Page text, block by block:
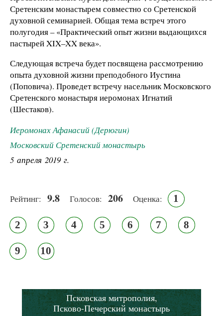
Сретенским монастырем совместно со Сретенской
духовной семинарией. Общая тема встреч этого
полугодия – «Практический опыт жизни выдающихся
пастырей XIX–XX века».
Следующая встреча будет посвящена рассмотрению
опыта духовной жизни преподобного Иустина
(Поповича). Проведет встречу насельник Московского
Сретенского монастыря иеромонах Игнатий
(Шестаков).
Иеромонах Афанасий (Дерюгин)
Московский Сретенский монастырь
5 апреля 2019 г.
Рейтинг: 9.8 Голосов: 206 Оценка: 1
2 3 4 5 6 7 8
9 10
Псковская митрополия,
Псково-Печерский монастырь